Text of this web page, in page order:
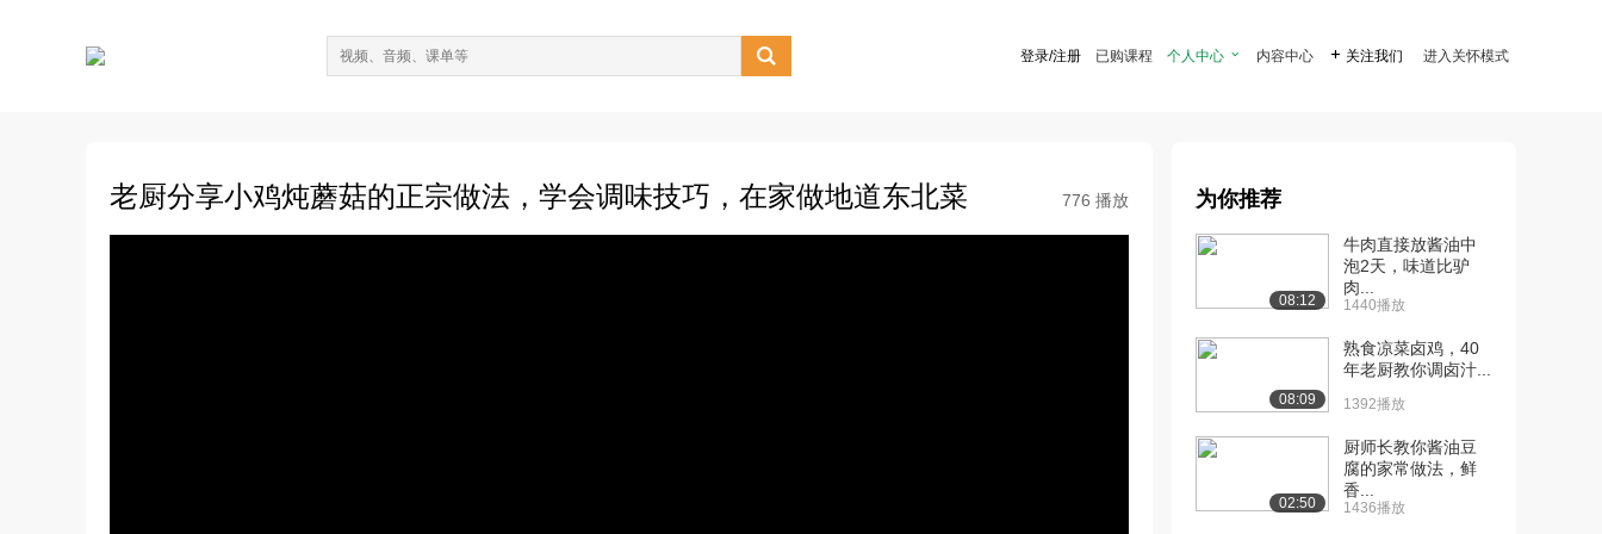
 登录/注册 已购课程 个人中心  内容中心  关注我们 进入关怀模式
老厨分享小鸡炖蘑菇的正宗做法，学会调味技巧，在家做地道东北菜 776 播放 为你推荐
08:12
牛肉直接放酱油中
泡2天，味道比驴
肉...
1440播放
08:09
熟食凉菜卤鸡，40
年老厨教你调卤汁...
1392播放
02:50
厨师长教你酱油豆
腐的家常做法，鲜
香...
1436播放